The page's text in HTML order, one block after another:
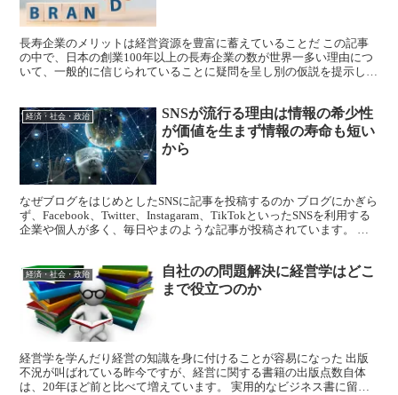
長寿企業のメリットは経営資源を豊富に蓄えていることだ この記事
の中で、日本の創業100年以上の長寿企業の数が世界一多い理由につ
いて、一般的に信じられていることに疑問を呈し別の仮説を提示しま
経済・社会・政治
SNSが流行る理由は情報の希少性
が価値を生まず情報の寿命も短い
から
なぜブログをはじめとしたSNSに記事を投稿するのか ブログにかぎら
ず、Facebook、Twitter、Instagaram、TikTokといったSNSを利用する
企業や個人が多く、毎日やまのような記事が投稿されています。 個
経済・社会・政治
自社のの問題解決に経営学はどこ
まで役立つのか
経営学を学んだり経営の知識を身に付けることが容易になった 出版
不況が叫ばれている昨今ですが、経営に関する書籍の出版点数自体
は、20年ほど前と比べて増えています。 実用的なビジネス書に留ま